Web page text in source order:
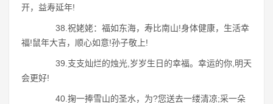
开，益寿延年!
38.祝姥姥：福如东海，寿比南山!身体健康，生活幸
福!鼠年大吉，顺心如意!孙子敬上!
39.支支灿烂的烛光,岁岁生日的幸福。幸运的你,明天
会更好!
40.掬一捧雪山的圣水，为?您送去一缕清凉;采一朵